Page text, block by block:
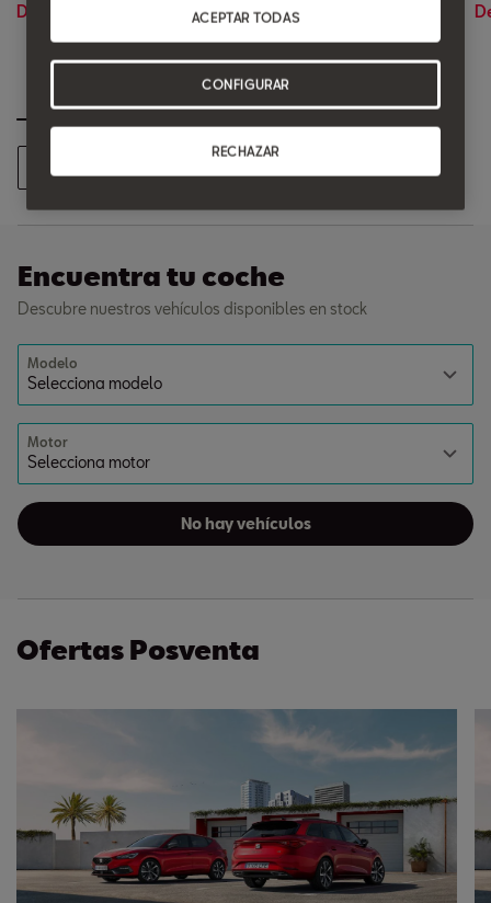
Descúbrelo en {dealer.name.min}
Encuentra tu coche
Descubre nuestros vehículos disponibles en stock
Modelo
Motor
No hay vehículos
Ofertas Posventa
RECHAZAR
ACEPTAR TODAS
CONFIGURAR